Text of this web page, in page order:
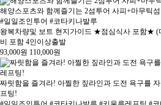
해양스포츠와 함께즐기는 2섬투어 사피+마무틱
#일일조인투어 #코타키나발루
왕복차량및 보트 현지가이드 ★점심식사 포함★ (
비 포함 4인이상출발
93,000원 110,000원
짜릿함을 즐겨라! 아찔한 짚라인과 도전 욕구를
프팅!
#일일조인투어 #코타키나발루 #키울루레프팅 #